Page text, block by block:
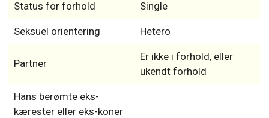
Status for forhold Single
Seksuel orientering Hetero
Partner
Er ikke i forhold, eller
ukendt forhold
Hans berømte eks-
kærester eller eks-koner